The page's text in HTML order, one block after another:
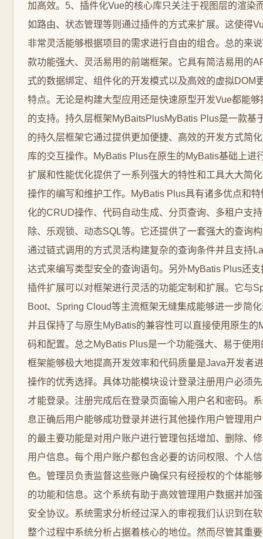
加高效。5、插件化Vue的核心库只关注于视图层的渲染
如路由、状态管理等则通过插件的方式来扩展。这使得
非常灵活能够根据项目的需求进行自由的组合。总的来
款功能强大、灵活易用的前端框架。它具有简洁易用的
式的数据绑定、组件化的开发模式以及高效的虚拟DOM
特点。无论是构建大型应用还是快速原型开发Vue都能够
的支持。持久层框架MyBaitsPlusMyBatis Plus是一款基
的持久层框架它通过提供更加便捷、高效的开发方式简
库的交互操作。MyBatis Plus在原生的MyBatis基础上进
扩展和性能优化提供了一系列强大的特性和工具大大简
操作的编写和维护工作。MyBatis Plus具有诸多优点和特
化的CRUD操作、代码自动生成、分页查询、多租户支
除、乐观锁、动态SQL等。它还提供了一套强大的查询
通过链式调用的方式灵活构建复杂的查询条件并且支持
达式来编写类型安全的查询语句。另外MyBatis Plus还支
插件扩展可以对框架进行灵活的功能定制和扩展。它与
Boot、Spring Cloud等主流框架无缝集成能够进一步简
并且保持了与原生MyBatis的兼容性可以直接使用原生的
码和配置。总之MyBatis Plus是一个功能强大、易于使用
框架能够极大地提高开发效率和代码质量是Java开发者
操作的优秀选择。具体功能模块设计登录注册用户必须
才能登录。注册完成后在登录页面输入用户名和密码。
息正确后用户能够成功登录并进行其他操作用户管理用
的最主要功能是对用户账户进行管理包括增加、删除、
用户信息。每个用户账户都包含必要的访问权限、个人
色。管理员负责监督这些账户确保只有经授权的个体能
的功能和信息。这个系统有助于高效管理用户数据并加
安全协议。系统需求分析经过深入的审视我们认识到在
整个过程中系统分析占据着核心的地位。然而尽管其重